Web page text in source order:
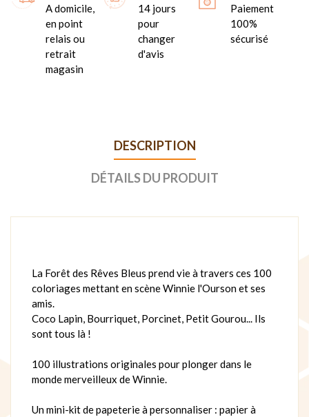
A domicile,
en point
relais ou
retrait
magasin
14 jours
pour
changer
d'avis
Paiement
100%
sécurisé
DESCRIPTION
DÉTAILS DU PRODUIT
La Forêt des Rêves Bleus prend vie à travers ces 100
coloriages mettant en scène Winnie l'Ourson et ses
amis.
Coco Lapin, Bourriquet, Porcinet, Petit Gourou... Ils
sont tous là !
100 illustrations originales pour plonger dans le
monde merveilleux de Winnie.
Un mini-kit de papeterie à personnaliser : papier à